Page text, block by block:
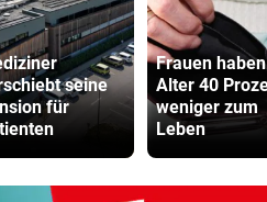
seine
für
Frauen
Alter 40
weniger zum
Leben